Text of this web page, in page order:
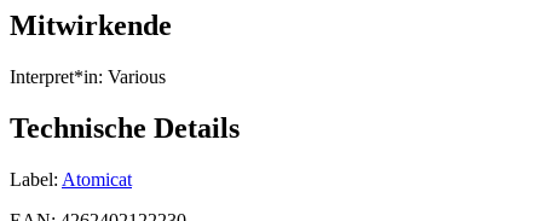
Mitwirkende
Interpret*in: Various
Technische Details
Label: Atomicat